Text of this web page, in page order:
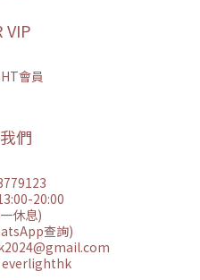
VIP
會員
們
20:00
休息)
查詢)